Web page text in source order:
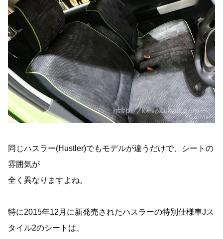
同じハスラー(Hustler)でもモデルが違うだけで、シートの
雰囲気が
全く異なりますよね。
特に2015年12月に新発売されたハスラーの特別仕様車Jス
タイル2のシートは、